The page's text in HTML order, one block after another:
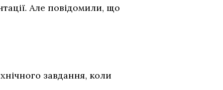
Але повідомили, що
завдання, коли